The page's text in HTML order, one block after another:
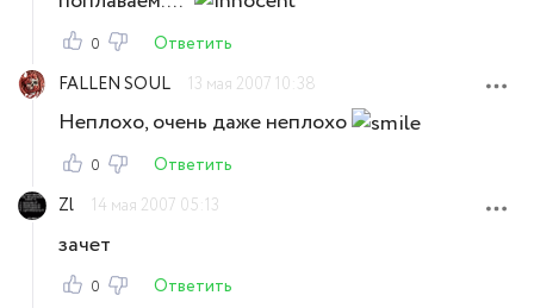
0
Ответить
FALLEN SOUL
13 мая 2007 10:38
Неплохо, очень даже неплохо
0
Ответить
Zl
14 мая 2007 05:13
зачет
0
Ответить